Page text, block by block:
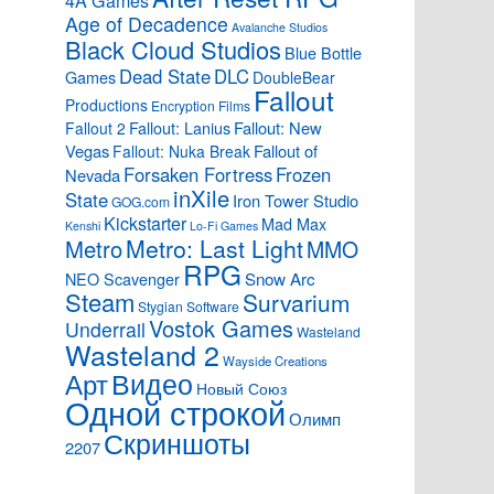
Age of Decadence Avalanche Studios
Black Cloud Studios Blue Bottle
GamesDead StateDLC DoubleBear
Productions Encryption Films Fallout
Fallout 2 Fallout: LaniusFallout: New
Vegas Fallout: Nuka Break Fallout of
NevadaForsaken FortressFrozen
StateGOG.com inXileIron Tower Studio
Kenshi Kickstarter Lo-Fi Games Mad Max
MetroMetro: Last LightMMO
NEO Scavenger RPGSnow Arc
Steam Stygian Software Survarium
UnderrailVostok GamesWasteland
Wasteland 2 Wayside Creations
АртВидео Новый Союз
Одной строкой Олимп
2207Скриншоты